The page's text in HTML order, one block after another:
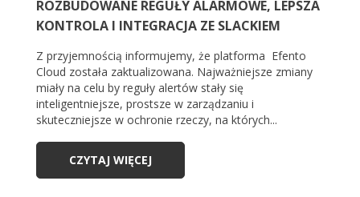
ROZBUDOWANE REGUŁY ALARMOWE, LEPSZA
KONTROLA I INTEGRACJA ZE SLACKIEM
Z przyjemnością informujemy, że platforma Efento
Cloud została zaktualizowana. Najważniejsze zmiany
miały na celu by reguły alertów stały się
inteligentniejsze, prostsze w zarządzaniu i
skuteczniejsze w ochronie rzeczy, na których...
CZYTAJ WIĘCEJ